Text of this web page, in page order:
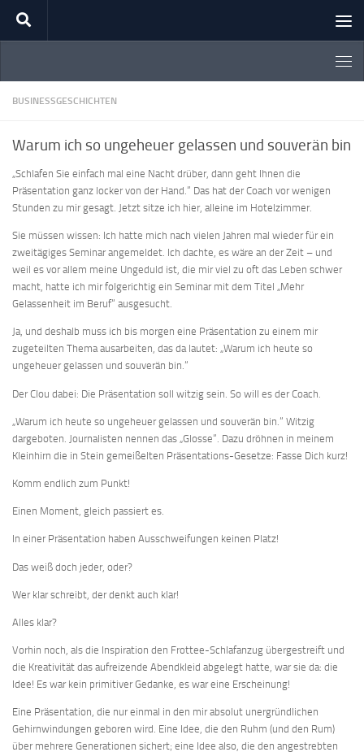
Zum Inhalt springen
BUSINESSGESCHICHTEN
Warum ich so ungeheuer gelassen und souverän bin
„Schlafen Sie einfach mal eine Nacht drüber, dann geht Ihnen die
Präsentation ganz locker von der Hand.“ Das hat der Coach vor wenigen
Stunden zu mir gesagt. Jetzt sitze ich hier, alleine im Hotelzimmer.
Sie müssen wissen: Ich hatte mich nach vielen Jahren mal wieder für ein
zweitägiges Seminar angemeldet. Ich dachte, es wäre an der Zeit – und
weil es vor allem meine Ungeduld ist, die mir viel zu oft das Leben schwer
macht, hatte ich mir folgerichtig ein Seminar mit dem Titel „Mehr
Gelassenheit im Beruf“ ausgesucht.
Ja, und deshalb muss ich bis morgen eine Präsentation zu einem mir
zugeteilten Thema ausarbeiten, das da lautet: „Warum ich heute so
ungeheuer gelassen und souverän bin.“
Der Clou dabei: Die Präsentation soll witzig sein. So will es der Coach.
„Warum ich heute so ungeheuer gelassen und souverän bin.“ Witzig
dargeboten. Journalisten nennen das „Glosse“. Dazu dröhnen in meinem
Kleinhirn die in Stein gemeißelten Präsentations-Gesetze: Fasse Dich kurz!
Komm endlich zum Punkt!
Einen Moment, gleich passiert es.
In einer Präsentation haben Ausschweifungen keinen Platz!
Das weiß doch jeder, oder?
Wer klar schreibt, der denkt auch klar!
Alles klar?
Vorhin noch, als die Inspiration den Frottee-Schlafanzug übergestreift und
die Kreativität das aufreizende Abendkleid abgelegt hatte, war sie da: die
Idee! Es war kein primitiver Gedanke, es war eine Erscheinung!
Eine Präsentation, die nur einmal in den mir absolut unergründlichen
Gehirnwindungen geboren wird. Eine Idee, die den Ruhm (und den Rum)
über mehrere Generationen sichert; eine Idee also, die den angestrebten